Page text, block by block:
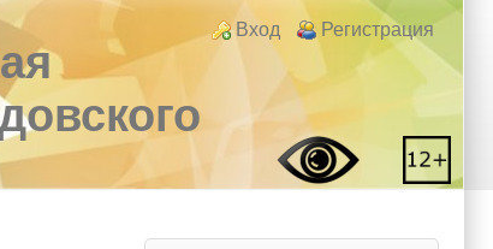
Login links
Вход Регистрация